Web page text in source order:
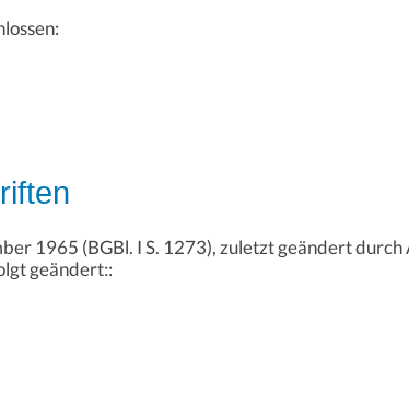
1965 (BGBl. I S. 1273), zuletzt geändert durch
geändert::